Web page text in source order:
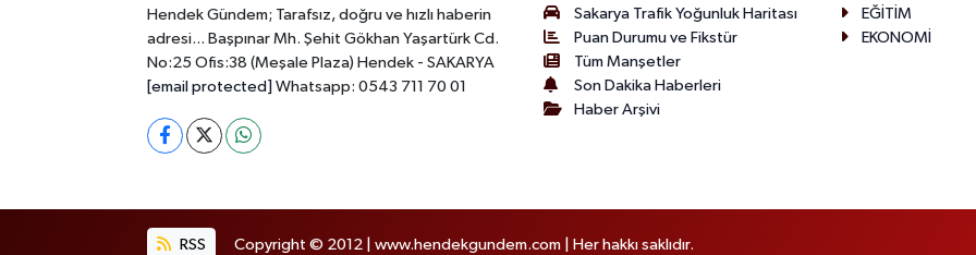
Hendek Gündem; Tarafsız, doğru ve hızlı haberin
adresi... Başpınar Mh. Şehit Gökhan Yaşartürk Cd.
No:25 Ofis:38 (Meşale Plaza) Hendek - SAKARYA
[email protected] Whatsapp: 0543 711 70 01
Sakarya Trafik Yoğunluk Haritası
Puan Durumu ve Fikstür
Tüm Manşetler
Son Dakika Haberleri
Haber Arşivi
EĞİTİM
EKONOMİ
RSS Copyright © 2012 | www.hendekgundem.com | Her hakkı saklıdır.